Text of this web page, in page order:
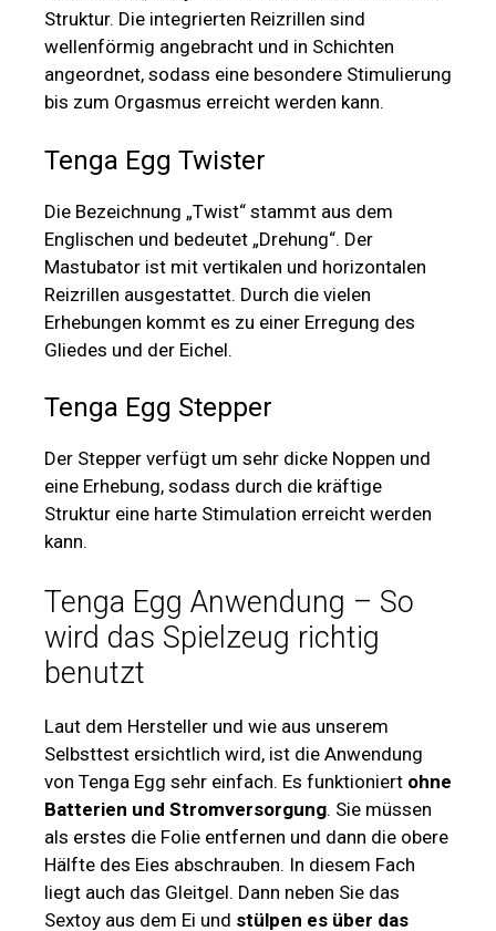
Struktur. Die integrierten Reizrillen sind
wellenförmig angebracht und in Schichten
angeordnet, sodass eine besondere Stimulierung
bis zum Orgasmus erreicht werden kann.
Tenga Egg Twister
Die Bezeichnung „Twist“ stammt aus dem
Englischen und bedeutet „Drehung“. Der
Mastubator ist mit vertikalen und horizontalen
Reizrillen ausgestattet. Durch die vielen
Erhebungen kommt es zu einer Erregung des
Gliedes und der Eichel.
Tenga Egg Stepper
Der Stepper verfügt um sehr dicke Noppen und
eine Erhebung, sodass durch die kräftige
Struktur eine harte Stimulation erreicht werden
kann.
Tenga Egg Anwendung – So
wird das Spielzeug richtig
benutzt
Laut dem Hersteller und wie aus unserem
Selbsttest ersichtlich wird, ist die Anwendung
von Tenga Egg sehr einfach. Es funktioniert ohne
Batterien und Stromversorgung. Sie müssen
als erstes die Folie entfernen und dann die obere
Hälfte des Eies abschrauben. In diesem Fach
liegt auch das Gleitgel. Dann neben Sie das
Sextoy aus dem Ei und stülpen es über das